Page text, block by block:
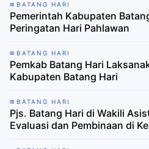
BATANG HARI
Pemerintah Kabupaten
Peringatan Hari Pahlawan
BATANG HARI
Pemkab Batang Hari
Kabupaten Batang Hari
BATANG HARI
Pjs. Batang Hari di Wakili
Evaluasi dan Pembinaan di